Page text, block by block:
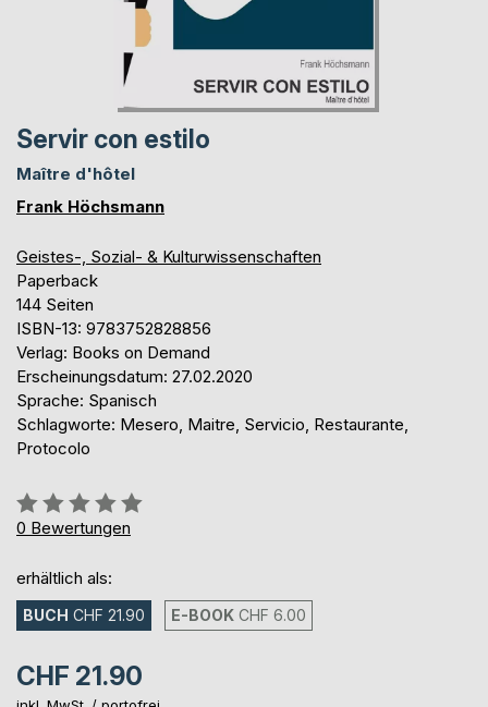
Servir con estilo
Maître d'hôtel
Frank Höchsmann
Geistes-, Sozial- & Kulturwissenschaften
Paperback
144 Seiten
ISBN-13: 9783752828856
Verlag: Books on Demand
Erscheinungsdatum: 27.02.2020
Sprache: Spanisch
Schlagworte: Mesero, Maitre, Servicio, Restaurante,
Protocolo
Bewertung::
0%
0 Bewertungen
erhältlich als:
BUCH CHF 21.90 E-BOOK CHF 6.00
CHF 21.90